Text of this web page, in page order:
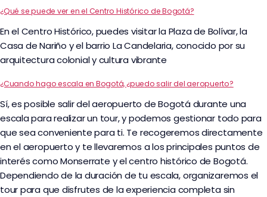
¿Qué se puede ver en el Centro Histórico de Bogotá?
En el Centro Histórico, puedes visitar la Plaza de Bolívar, la
Casa de Nariño y el barrio La Candelaria, conocido por su
arquitectura colonial y cultura vibrante
¿Cuando hago escala en Bogotá, ¿puedo salir del aeropuerto?
Sí, es posible salir del aeropuerto de Bogotá durante una
escala para realizar un tour, y podemos gestionar todo para
que sea conveniente para ti. Te recogeremos directamente
en el aeropuerto y te llevaremos a los principales puntos de
interés como Monserrate y el centro histórico de Bogotá.
Dependiendo de la duración de tu escala, organizaremos el
tour para que disfrutes de la experiencia completa sin